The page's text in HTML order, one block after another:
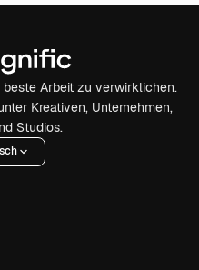
Arbeit zu verwirklichen.
Kreativen, Unternehmen,
Studios.